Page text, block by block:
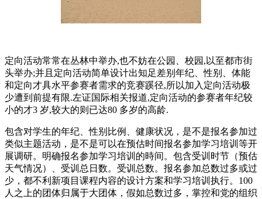
定向活动常常在丛林中举办,也不妨在公园、校园,以至都市街
头举办;并且定向活动简单设计出知足差别年纪、性别、体能
和定向才具水平参赛者需求的竞赛蹊径,所以加入定向活动极
少遭到前提有限.左证国际相关报道,定向活动的参赛者年纪较
小的才3 岁,较大的则已达80 多岁的高龄.
包含对学生的年纪、性别比例、健康状况，是不是报名参加过
类似主题活动，是不是可以在预估时间报名参加学习培训等开
展调研。明确报名参加学习培训的時间。包含受训时节（预估
天气情况）、受训总日数。受训总数。报名参加总数过多或过
少，都不利新项目课程内容的设计方案和学习培训执行。100
人之上的团体归属于大团体，假如总数过多，掌控和党的组织